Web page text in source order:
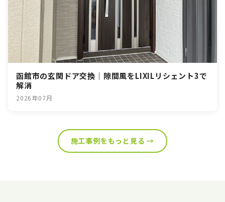
函館市の玄関ドア交換｜隙間風をLIXILリシェント3で
解消
2026年07月
施工事例をもっと見る →